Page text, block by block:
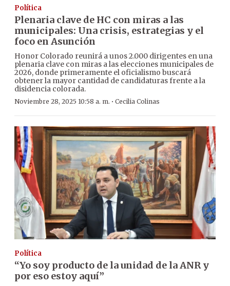
Política
Plenaria clave de HC con miras a las
municipales: Una crisis, estrategias y el
foco en Asunción
Honor Colorado reunirá a unos 2.000 dirigentes en una
plenaria clave con miras a las elecciones municipales de
2026, donde primeramente el oficialismo buscará
obtener la mayor cantidad de candidaturas frente a la
disidencia colorada.
Noviembre 28, 2025 10:58 a. m. · Cecilia Colinas
Política
“Yo soy producto de la unidad de la ANR y
por eso estoy aquí”